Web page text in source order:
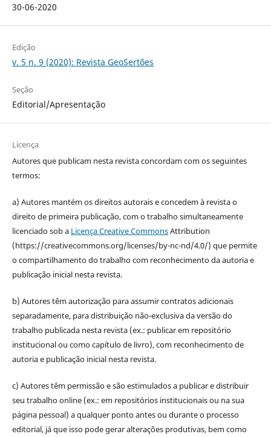
30-06-2020
Edição
v. 5 n. 9 (2020): Revista GeoSertões
Seção
Editorial/Apresentação
Licença
Autores que publicam nesta revista concordam com os seguintes
termos:
a) Autores mantém os direitos autorais e concedem à revista o
direito de primeira publicação, com o trabalho simultaneamente
licenciado sob a Licença Creative CommonsAttribution
(https://creativecommons.org/licenses/by-nc-nd/4.0/) que permite
o compartilhamento do trabalho com reconhecimento da autoria e
publicação inicial nesta revista.
b) Autores têm autorização para assumir contratos adicionais
separadamente, para distribuição não-exclusiva da versão do
trabalho publicada nesta revista (ex.: publicar em repositório
institucional ou como capítulo de livro), com reconhecimento de
autoria e publicação inicial nesta revista.
c) Autores têm permissão e são estimulados a publicar e distribuir
seu trabalho online (ex.: em repositórios institucionais ou na sua
página pessoal) a qualquer ponto antes ou durante o processo
editorial, já que isso pode gerar alterações produtivas, bem como